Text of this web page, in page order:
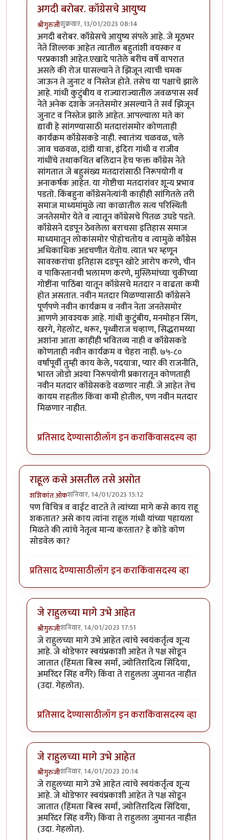
अगदी बरोबर. कॉंग्रेसचे आयुष्य
श्रीगुरुजीशुक्रवार, 13/01/2023 08:14
In reply toमाझ्या आईचा एक जुना मिक्सरbyसाहना
अगदी बरोबर. कॉंग्रेसचे आयुष्य संपले आहे. जे मूठभर
नेते शिल्लक आहेत त्यातील बहुतांशी वयस्कर व
परप्रकाशी आहेत.एखादे पातेले बरीच वर्षे वापरात
असले की रोज घासल्याने ते झिजून त्याची चमक
जाऊन ते जुनाट व निस्तेज होते. तसेच या पक्षाचे झाले
आहे. गांधी कुटुंबीय व राज्याराज्यातील जवळपास सर्व
नेते अनेक दशके जनतेसमोर असल्याने ते सर्व झिजून
जुनाट व निस्तेज झाले आहेत. आपल्याला मते का
द्यावी हे सांगण्यासाठी मतदारांसमोर कोणताही
कार्यक्रम कॉंग्रेसकडे नाही. स्वातंत्र्य चळवळ, चले
जाव चळवळ, दांडी यात्रा, इंदिरा गांधी व राजीव
गांधींचे तथाकथित बलिदान हेच फक्त कॉंग्रेस नेते
सांगतात जे बहुसंख्य मतदारांसाठी निरूपयोगी व
अनाकर्षक आहेत. या गोष्टीचा मतदारांवर शून्य प्रभाव
पडतो. किंबहुना कॉंग्रेसनेत्यांनी काहीही सांगितले तरी
समाज माध्यमांमुळे त्या काळातील सत्य परिस्थिती
जनतेसमोर येते व त्यातून कॉग्रेसचे पितळ उघडे पडते.
कॉंग्रेसने दडपून ठेवलेला बराचसा इतिहास समाज
माध्यमातून लोकांसमोर पोहोचतोय व त्यामुळे कॉंग्रेस
अधिकाधिक अडचणीत येतोय. त्यात भर म्हणून
सावरकरांचा इतिहास दडपून खोटे आरोप करणे, चीन
व पाकिस्तानची भलामण करणे, मुस्लिमांच्या चुकीच्या
गोष्टींना पाठिंबा यातून कॉंग्रेसचे मतदार न वाढता कमी
होत असतात. नवीन मतदार मिळण्यासाठी कॉंग्रेसने
पूर्णपणे नवीन कार्यक्रम व नवीन नेता जनतेसमोर
आणणे आवश्यक आहे. गांधी कुटुंबीय, मनमोहन सिंग,
खरगे, गेहलोट, थरूर, पृथ्वीराज चव्हाण, सिद्धरामय्या
अशांना आता काहीही भवितव्य नाही व कॉंग्रेसकडे
कोणताही नवीन कार्यक्रम व चेहरा नाही. ७५-८०
वर्षांपूर्वी तुम्ही काय केले, पदयात्रा, प्यार की राजनीति,
भारत जोडो अश्या निरूपयोगी प्रकारातून कोणताही
नवीन मतदार कॉंग्रेसकडे वळणार नाही. जे आहेत तेच
कायम राहतील किंवा कमी होतील, पण नवीन मतदार
मिळणार नाहीत.
प्रतिसाद देण्यासाठीलॉग इन कराकिंवासदस्य व्हा
राहूल कसे असतील तसे असोत
शशिकांत ओकशनिवार, 14/01/2023 15:12
पण विचित्र व वाईट वाटते ते त्यांच्या मागे कसे काय राहू
शकतात? असे काय त्यांना राहूल गांधी यांच्या पहायला
मिळते की त्यांचे नेतृत्व मान्य करतात? हे कोडे कोण
सोडवेल का?
प्रतिसाद देण्यासाठीलॉग इन कराकिंवासदस्य व्हा
जे राहुलच्या मागे उभे आहेत
श्रीगुरुजीशनिवार, 14/01/2023 17:51
In reply toराहूल कसे असतील तसे असोतbyशशिकांत
जे राहुलच्या मागे उभे आहेत त्यांचे स्वयंकर्तृत्व शून्य
आहे. जे थोडेफार स्वयंप्रकाशी आहेत ते पक्ष सोडून
जातात (हिंमता बिस्व सर्मा, ज्योतिरादित्य सिंदिया,
अमरिंदर सिंह वगैरे) किंवा ते राहुलला जुमानत नाहीत
(उदा. गेहलोत).
प्रतिसाद देण्यासाठीलॉग इन कराकिंवासदस्य व्हा
जे राहुलच्या मागे उभे आहेत
श्रीगुरुजीशनिवार, 14/01/2023 20:14
In reply toराहूल कसे असतील तसे असोतbyशशिकांत
जे राहुलच्या मागे उभे आहेत त्यांचे स्वयंकर्तृत्व शून्य
आहे. जे थोडेफार स्वयंप्रकाशी आहेत ते पक्ष सोडून
जातात (हिंमता बिस्व सर्मा, ज्योतिरादित्य सिंदिया,
अमरिंदर सिंह वगैरे) किंवा ते राहुलला जुमानत नाहीत
(उदा. गेहलोत).